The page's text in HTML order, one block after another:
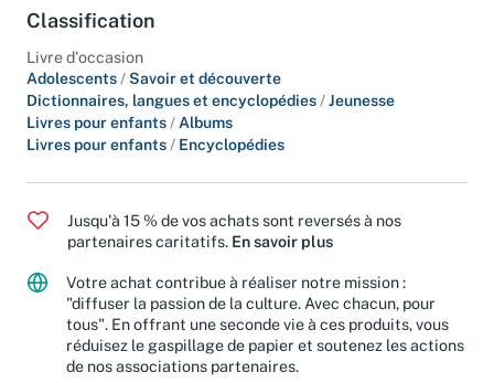
Classification
Livre d'occasion
Adolescents/
Savoir et découverte
Dictionnaires, langues et encyclopédies
Livres pour enfants / Albums
Jusqu'à 15 % de vos achats sont reversés à nos
partenaires caritatifs.
En savoir plus
Votre achat contribue à réaliser notre mission :
"diffuser la passion de la culture. Avec chacun, pour
tous". En offrant une seconde vie à ces produits, vous
réduisez le gaspillage de papier et soutenez les actions